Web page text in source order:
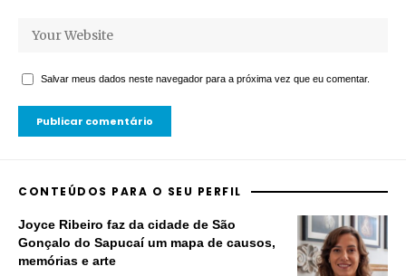
Salvar meus dados neste navegador para a próxima vez que eu comentar.
CONTEÚDOS PARA O SEU PERFIL
Joyce Ribeiro faz da cidade de São
Gonçalo do Sapucaí um mapa de causos,
memórias e arte